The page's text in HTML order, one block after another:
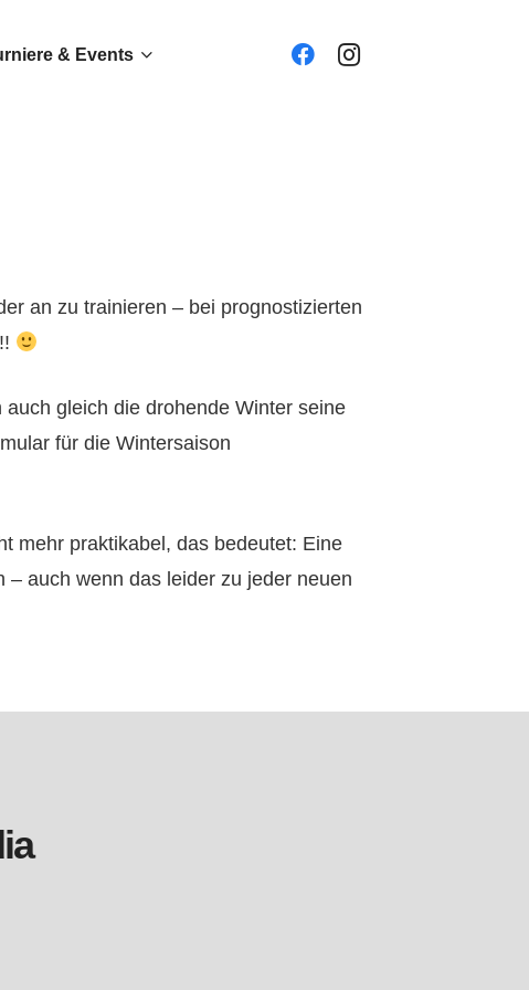
& Events
an zu trainieren – bei prognostizierten
gleich die drohende Winter seine
für die Wintersaison
mehr praktikabel, das bedeutet: Eine
auch wenn das leider zu jeder neuen